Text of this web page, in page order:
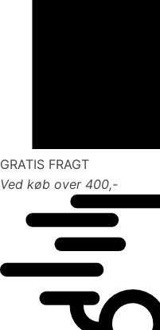
GRATIS FRAGT
Ved køb over 400,-